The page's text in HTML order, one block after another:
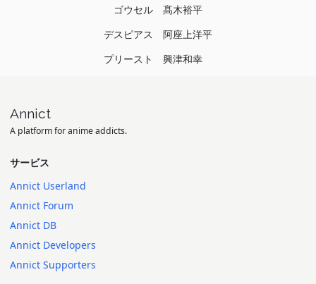
ゴウセル
髙木裕平
デスピアス
阿座上洋平
プリースト
興津和幸
Annict
A platform for anime addicts.
サービス
Annict Userland
Annict Forum
Annict DB
Annict Developers
Annict Supporters